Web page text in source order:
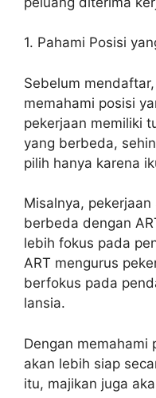
1. Pahami Posisi
Sebelum
memahami posisi
pekerjaan memiliki
yang berbeda,
pilih hanya karena
Misalnya,
berbeda dengan
lebih fokus pada
ART mengurus
berfokus pada
lansia.
Dengan memahami
akan lebih siap
itu, majikan juga